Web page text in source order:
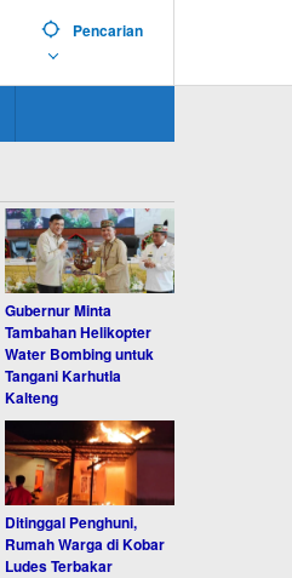
Pencarian
Gubernur Minta
Tambahan Helikopter
Water Bombing untuk
Tangani Karhutla
Kalteng
Ditinggal Penghuni,
Rumah Warga di Kobar
Ludes Terbakar